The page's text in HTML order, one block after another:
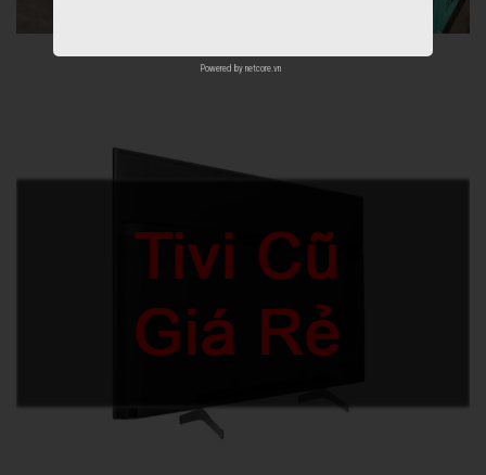
Powered by netcore.vn